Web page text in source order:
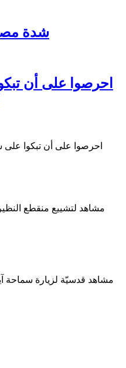
شدة
احرصوا على أن
مشاهد لتشييع منقطع
مشاهد قدسيّة لزيارة سماحة